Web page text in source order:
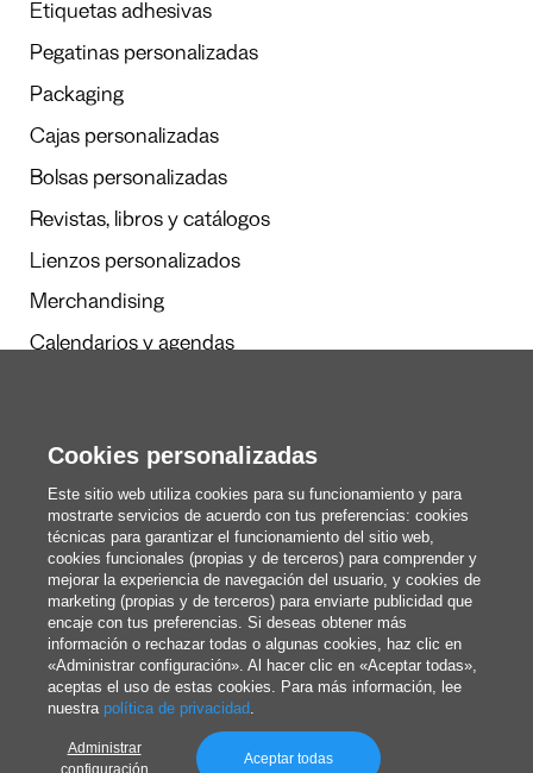
Etiquetas adhesivas
Pegatinas personalizadas
Packaging
Cajas personalizadas
Bolsas personalizadas
Revistas, libros y catálogos
Lienzos personalizados
Merchandising
Calendarios y agendas
Redacción
Estos somos nosotros
blog@pixartprinting.com
Política de privacidad
Cookies personalizadas
Este sitio web utiliza cookies para su funcionamiento y para
mostrarte servicios de acuerdo con tus preferencias: cookies
técnicas para garantizar el funcionamiento del sitio web,
cookies funcionales (propias y de terceros) para comprender y
mejorar la experiencia de navegación del usuario, y cookies de
marketing (propias y de terceros) para enviarte publicidad que
encaje con tus preferencias. Si deseas obtener más
información o rechazar todas o algunas cookies, haz clic en
«Administrar configuración». Al hacer clic en «Aceptar todas»,
aceptas el uso de estas cookies. Para más información, lee
nuestra política de privacidad.
Administrar
configuración
Aceptar todas